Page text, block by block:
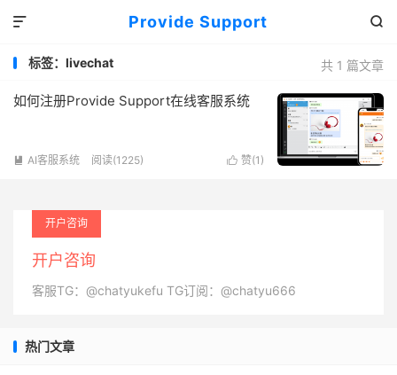
Provide Support 

共 1 篇文章
标签：livechat
如何注册Provide Support在线客服系统
 赞(1 )
 AI客服系统 阅读(1225)
开户咨询
开户咨询
客服TG：@chatyukefu TG订阅：@chatyu666
热门文章